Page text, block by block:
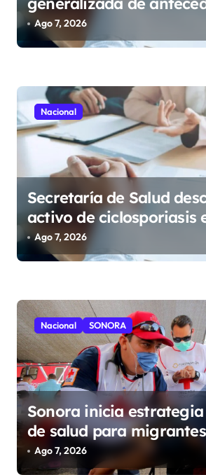
t
r
a
a
s
penales para obtener
México
Ago 7, 2026
Nacional
Secretaría de Salud
activo de ciclosporiasis
y pide tranquilidad a la
Ago 7, 2026
Nacional SONORA
Sonora inicia
de salud para
vacunación y apoyo
importar su estatus
Ago 7, 2026